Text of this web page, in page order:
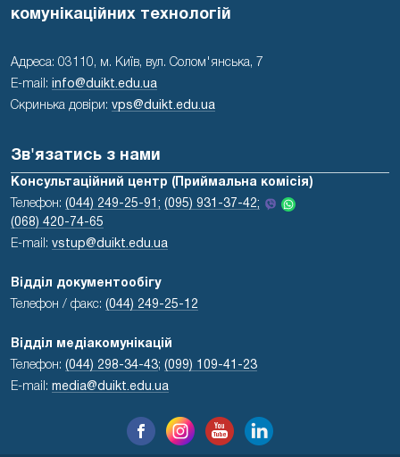
комунікаційних технологій
Адреса: 03110, м. Київ, вул. Солом'янська, 7
E-mail:
info@duikt.edu.ua
Скринька довіри: vps@duikt.edu.ua
Зв'язатись з нами
Консультаційний центр (Приймальна комісія)
Телефон: (044) 249-25-91; (095) 931-37-42;
(068) 420-74-65
E-mail: vstup@duikt.edu.ua
Відділ документообігу
Телефон / факс: (044) 249-25-12
Відділ медіакомунікацій
Телефон: (044) 298-34-43; (099) 109-41-23
E-mail: media@duikt.edu.ua